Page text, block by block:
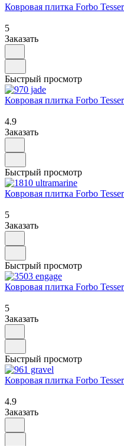
Ковровая плитка Forbo
5
Заказать
Быстрый просмотр
Ковровая плитка Forbo
4.9
Заказать
Быстрый просмотр
Ковровая плитка Forbo
5
Заказать
Быстрый просмотр
Ковровая плитка Forbo
5
Заказать
Быстрый просмотр
Ковровая плитка Forbo
4.9
Заказать